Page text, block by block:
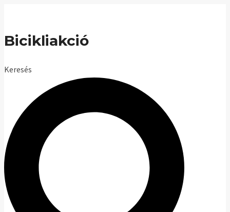
content
Bicikliakció
Keresés